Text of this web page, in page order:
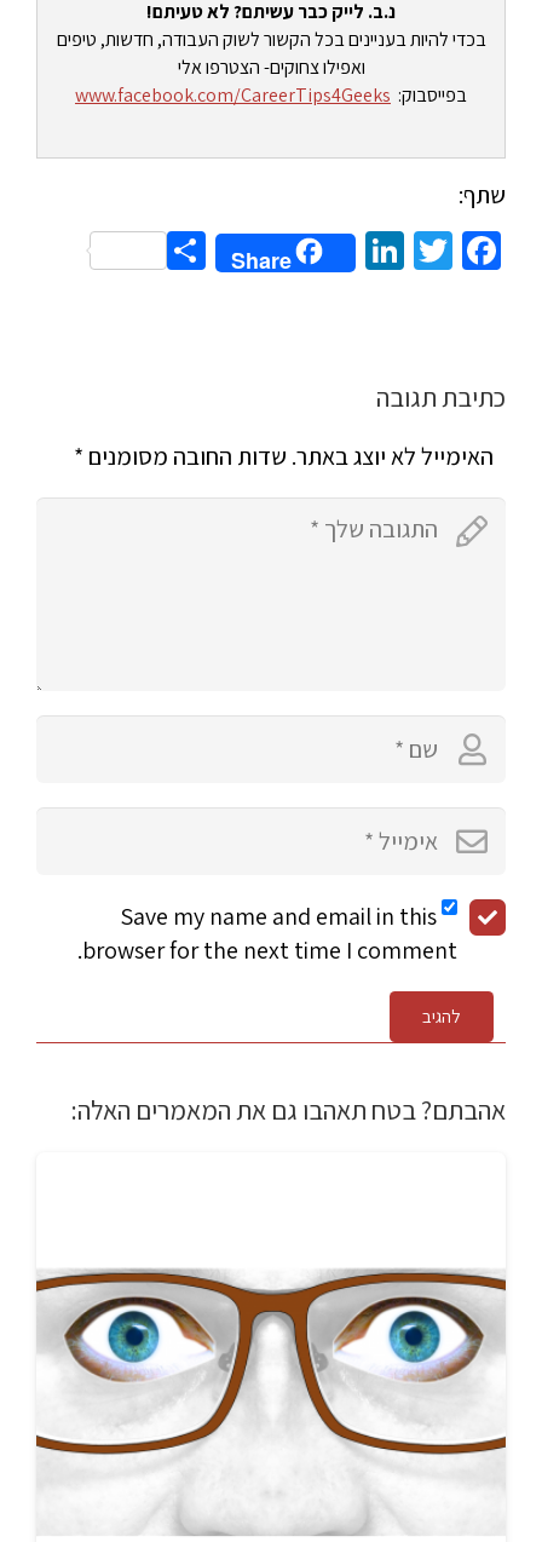
נ.ב. לייק כבר עשיתם? לא טעיתם!
בכדי להיות בעניינים בכל הקשור לשוק העבודה, חדשות, טיפים
ואפילו צחוקים- הצטרפו אלי
בפייסבוק: www.facebook.com/CareerTips4Geeks
שתף:
Facebook
Twitter
LinkedIn
Share
Share
כתיבת תגובה
האימייל לא יוצג באתר. שדות החובה מסומנים *
Save my name and email in this
browser for the next time I comment.
להגיב
אהבתם? בטח תאהבו גם את המאמרים האלה: